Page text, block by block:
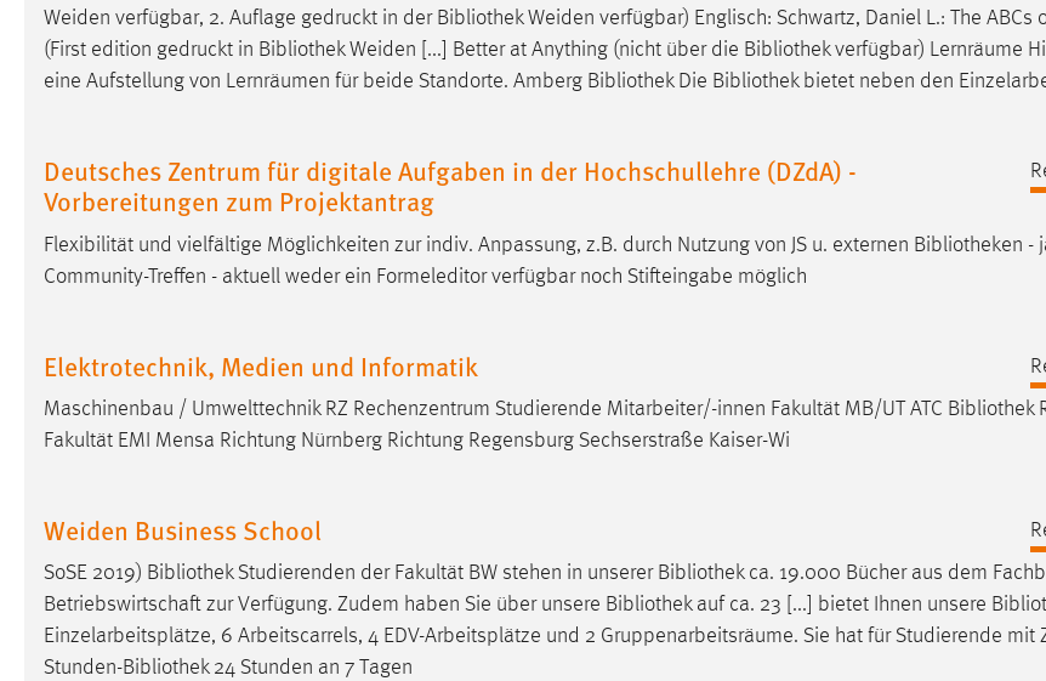
Weiden verfügbar, 2. Auflage gedruckt in der BibliothekWeiden verfügbar) Englisch: Schwartz, Daniel L.: The ABCs
(First edition gedruckt in BibliothekWeiden [...] Better at Anything (nicht über die Bibliothekverfügbar) Lernräume
eine Aufstellung von Lernräumen für beide Standorte. Amberg BibliothekDie Bibliothekbietet neben den
Deutsches Zentrum für digitale Aufgaben in der Hochschullehre (DZdA) -
Vorbereitungen zum Projektantrag
Flexibilität und vielfältige Möglichkeiten zur indiv. Anpassung, z.B. durch Nutzung von JS u. externen Bibliotheken -
Community-Treffen - aktuell weder ein Formeleditor verfügbar noch Stifteingabe möglich
Elektrotechnik, Medien und Informatik
Maschinenbau / Umwelttechnik RZ Rechenzentrum Studierende Mitarbeiter/-innen Fakultät MB/UT ATC Bibliothek
Fakultät EMI Mensa Richtung Nürnberg Richtung Regensburg Sechserstraße Kaiser-Wi
Weiden Business School
SoSE 2019) BibliothekStudierenden der Fakultät BW stehen in unserer Bibliothekca. 19.000 Bücher aus dem
Betriebswirtschaft zur Verfügung. Zudem haben Sie über unsere Bibliothekauf ca. 23 [...] bietet Ihnen unsere
Einzelarbeitsplätze, 6 Arbeitscarrels, 4 EDV-Arbeitsplätze und 2 Gruppenarbeitsräume. Sie hat für Studierende mit
Stunden-Bibliothek24 Stunden an 7 Tagen
Cookie Laufzeit: 3 Monate
Um Inhalte von Videoplattformen und Social Media
Plattformen anzeigen zu können, werden von diesen
externen Medien Cookies gesetzt.
YouTube